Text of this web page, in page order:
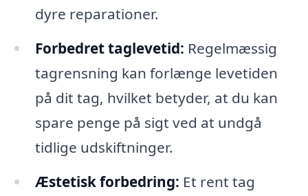
dyre reparationer.
Forbedret taglevetid: Regelmæssig
tagrensning kan forlænge levetiden
på dit tag, hvilket betyder, at du kan
spare penge på sigt ved at undgå
tidlige udskiftninger.
Æstetisk forbedring: Et rent tag